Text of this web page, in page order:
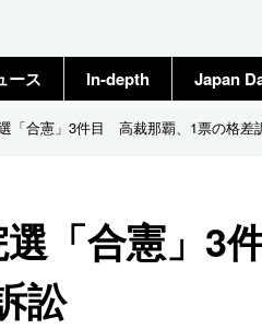
ース
プ
In-depth Japan
「合憲」3件目 高裁那覇、1票の格差
選「合憲」3
訟